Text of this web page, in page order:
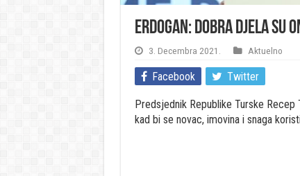
Erdogan: Dobra djela su
3. Decembra 2021. Aktuelno
Facebook Twitter
Predsjednik Republike Turske
kad bi se novac, imovina i snaga